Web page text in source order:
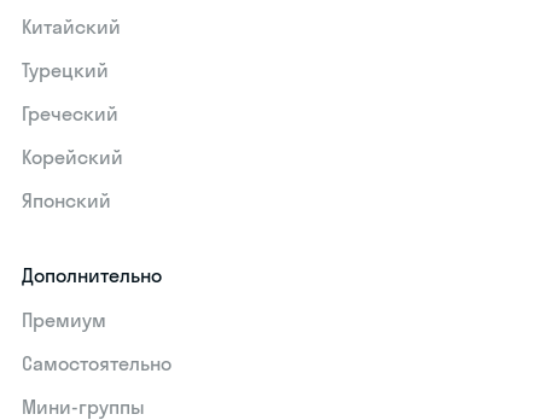
Китайский
Турецкий
Греческий
Корейский
Японский
Дополнительно
Премиум
Самостоятельно
Мини-группы